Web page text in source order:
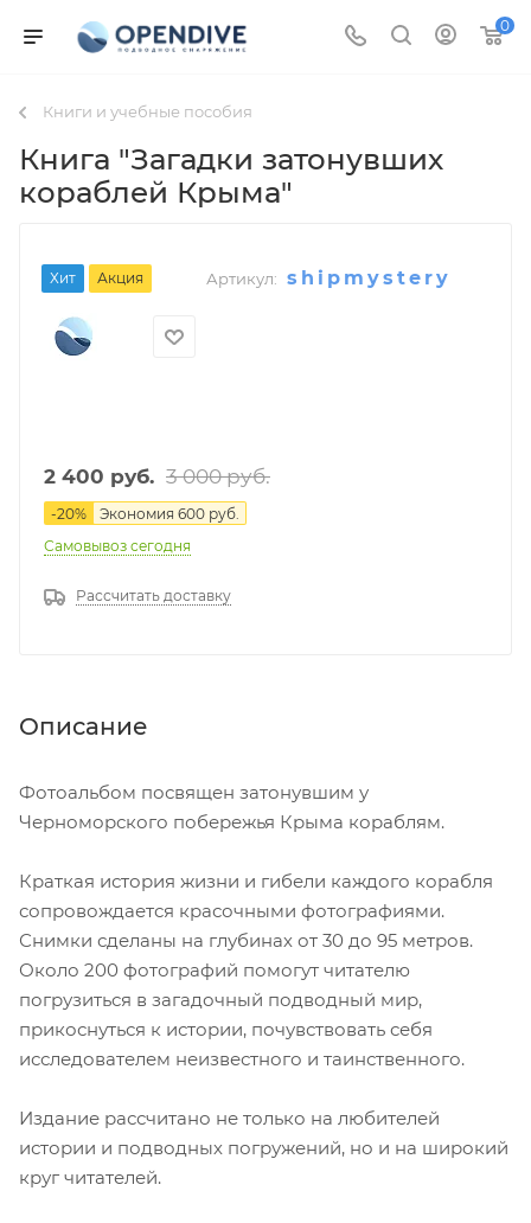
0
Книги и учебные пособия
Книга "Загадки затонувших
кораблей Крыма"
Хит Акция Артикул: shipmystery
2 400 руб. 3 000руб.
-20% Экономия 600 руб.
Самовывоз сегодня
Рассчитать доставку
Описание
Фотоальбом посвящен затонувшим у
Черноморского побережья Крыма кораблям.
Краткая история жизни и гибели каждого корабля
сопровождается красочными фотографиями.
Снимки сделаны на глубинах от 30 до 95 метров.
Около 200 фотографий помогут читателю
погрузиться в загадочный подводный мир,
прикоснуться к истории, почувствовать себя
исследователем неизвестного и таинственного.
Издание рассчитано не только на любителей
истории и подводных погружений, но и на широкий
круг читателей.